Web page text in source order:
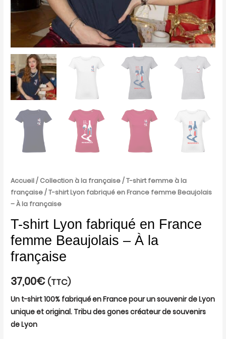
Accueil/ Collection à la française/T-shirt femme à la
française/ T-shirt Lyon fabriqué en France femme Beaujolais
– À la française
T-shirt Lyon fabriqué en France
femme Beaujolais – À la
française
37,00€ (TTC)
Un t-shirt 100% fabriqué en France pour un souvenir de Lyon
unique et original. Tribu des gones créateur de souvenirs
de Lyon
française